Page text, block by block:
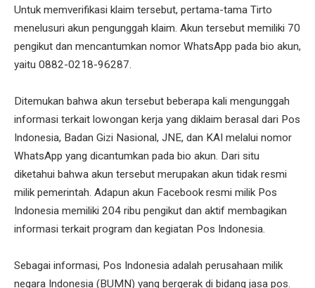
Untuk memverifikasi klaim tersebut, pertama-tama Tirto
menelusuri akun pengunggah klaim. Akun tersebut memiliki 70
pengikut dan mencantumkan nomor WhatsApp pada bio akun,
yaitu 0882-0218-96287.
Ditemukan bahwa akun tersebut beberapa kali mengunggah
informasi terkait lowongan kerja yang diklaim berasal dari Pos
Indonesia, Badan Gizi Nasional, JNE, dan KAI melalui nomor
WhatsApp yang dicantumkan pada bio akun. Dari situ
diketahui bahwa akun tersebut merupakan akun tidak resmi
milik pemerintah. Adapun akun Facebook resmi milik Pos
Indonesia memiliki 204 ribu pengikut dan aktif membagikan
informasi terkait program dan kegiatan Pos Indonesia.
Sebagai informasi, Pos Indonesia adalah perusahaan milik
negara Indonesia (BUMN) yang bergerak di bidang jasa pos.